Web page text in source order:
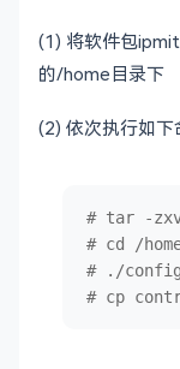
(1) 将软件包
的/home目录下
(2) 依次执行如
# tar -
# cd /
# ./
# cp